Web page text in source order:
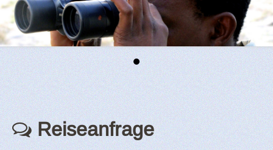
Reiseanfrage